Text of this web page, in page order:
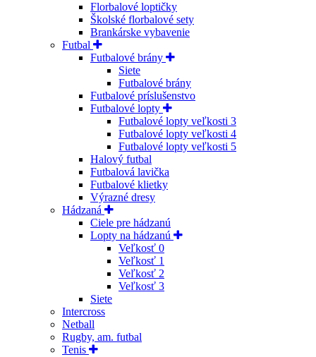
Florbalové loptičky
Školské florbalové sety
Brankárske vybavenie
Futbal
Futbalové brány
Siete
Futbalové brány
Futbalové príslušenstvo
Futbalové lopty
Futbalové lopty veľkosti 3
Futbalové lopty veľkosti 4
Futbalové lopty veľkosti 5
Halový futbal
Futbalová lavička
Futbalové klietky
Výrazné dresy
Hádzaná
Ciele pre hádzanú
Lopty na hádzanú
Veľkosť 0
Veľkosť 1
Veľkosť 2
Veľkosť 3
Siete
Intercross
Netball
Rugby, am. futbal
Tenis